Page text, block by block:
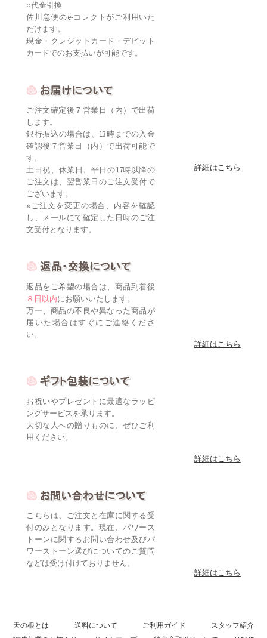
○代金引換
佐川急便のe-コレクトがご利用いた
だけます。
現金・クレジットカード・デビット
カードでのお支払いが可能です。
ご注文確定後７営業日（内）で出荷
します。
銀行振込の場合は、13時までの入金
確認後７営業日（内）で出荷可能で
す。
土日祝、休業日、平日の17時以降の
ご注文は、翌営業日のご注文受付で
ございます。
※ご注文を変更の場合、内容を確認
し、メールにて確定した日時のご注
文受付となります。
詳細はこちら
返品をご希望の場合は、商品到着後
８日以内にお願いいたします。
万一、商品の不良や異なった商品が
届いた場合はすぐにご連絡くださ
い。
詳細はこちら
お祝いやプレゼントに最適なラッピ
ングサービスを承ります。
大切な人への贈りものに、ぜひご利
用ください。
詳細はこちら
こちらは、ご注文と在庫に関する受
付のみとなります。現在、パワース
トーンに関するお問い合わせ及びパ
ワーストーン選びについてのご質問
などは受け付けておりません。
詳細はこちら
天の根とは 送料について ご利用ガイド
スタッフ紹介